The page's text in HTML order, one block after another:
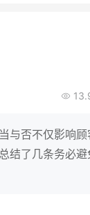
与否不仅影响顾
结了几条务必
IT精英回乡种地
意！